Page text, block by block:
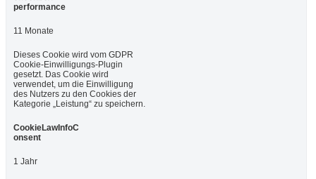
performance
11 Monate
Dieses Cookie wird vom GDPR
Cookie-Einwilligungs-Plugin
gesetzt. Das Cookie wird
verwendet, um die Einwilligung
des Nutzers zu den Cookies der
Kategorie „Leistung“ zu speichern.
CookieLawInfoC
onsent
1 Jahr